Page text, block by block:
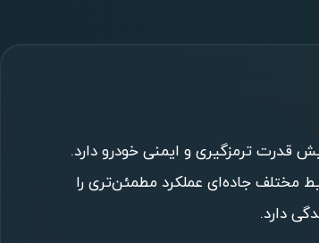
قدرت ترمزگیری و ایمنی خودرو دارد.
مختلف جاده‌ای عملکرد مطمئن‌تری را
دارد.